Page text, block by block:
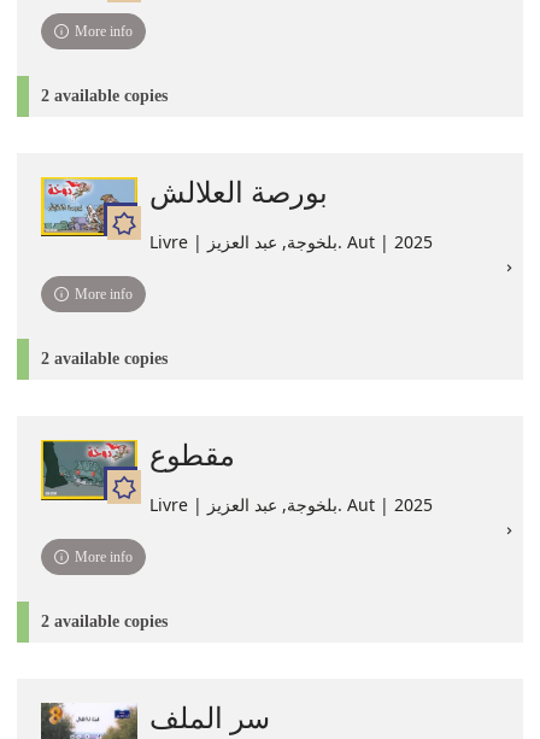
More info
2 available copies
بورصة العلالش
Livre | بلخوجة, ‏عبد العزيز. Aut | 2025
More info
2 available copies
مقطوع
Livre | بلخوجة, ‏عبد العزيز. Aut | 2025
More info
2 available copies
سر الملف